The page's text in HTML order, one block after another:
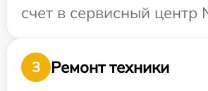
счет в сервисный центр
3 Ремонт техники